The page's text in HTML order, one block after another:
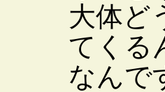
大体ど
てくる
なんで